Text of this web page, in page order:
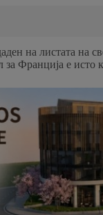
на листата на
Франција е исто